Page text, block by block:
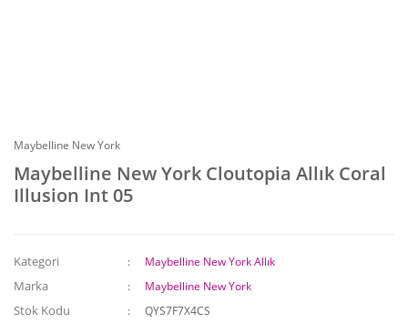
Maybelline New York
Maybelline New York Cloutopia Allık Coral
Illusion Int 05
Kategori Maybelline New York Allık
Marka Maybelline New York
Stok Kodu QYS7F7X4CS